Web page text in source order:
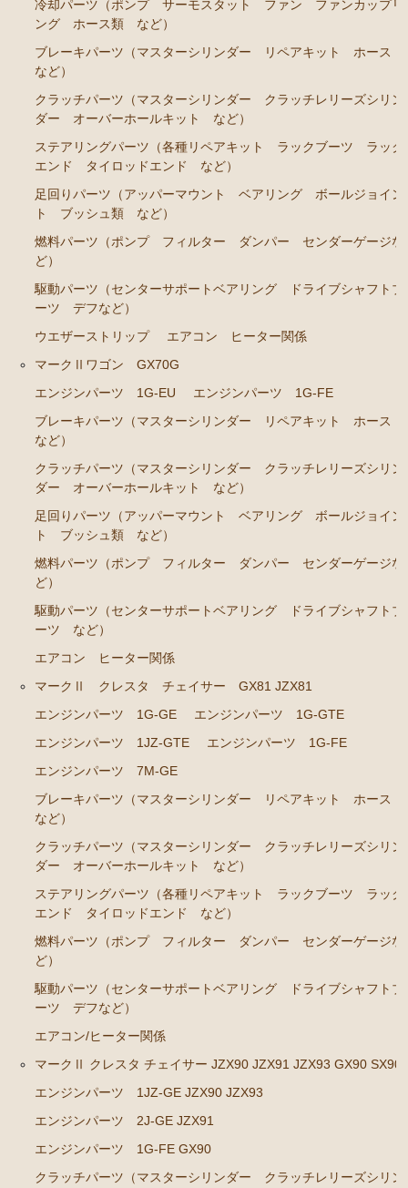
エンジンパーツ 7M-GE
ブレーキパーツ（マスターシリンダー リペアキッ
ト ホース など）
クラッチパーツ（マスターシリンダー クラッチレリ
ーズシリンダー オーバーホールキット など）
ステアリングパーツ（各種リペアキット ラックブー
燃料パーツ（ポンプ フィルター ダンパー センダ
ーゲージなど）
駆動パーツ（センターサポートベアリング ドライブ
シャフトブーツ デフなど）
エアコン/ヒーター関係
0 SX90
エンジンパーツ 2J-GE JZX91
エンジンパーツ 1G-FE GX90
クラッチパーツ（マスターシリンダー クラッチレリ
ーズシリンダー オーバーホールキット など）
マークⅡ クレスタ チェイサー JZX100 JZX101 JZX105
GX100 GX105
エンジンパーツ 2JZ-GE JZX101
エンジンパーツ 1G-FE GX100
ーズシリンダー オーバーホールキット など）
クラウン GS110 MS110 MS112
エンジンパーツ 5Ｍ-EU
エンジンパーツ M-TEU
エンジンパーツ M-EU
エンジンパーツ（マウント 他）
ブレーキパーツ（マスターシリンダー リペアキッ
ト ホース など）
クラッチパーツ（マスターシリンダー クラッチレリ
ーズシリンダー オーバーホールキット など）
アーム タイロッドエンド など）
足回りパーツ（ベアリング ボールジョイント アー
ムブッシュ類 など）
燃料パーツ（ポンプ フィルター ダンパー センダ
ーゲージなど）
冷却パーツ（ポンプ サーモスタット ファン ファンカップリ
ング ホース類 など）
ブレーキパーツ（マスターシリンダー リペアキット ホース
など）
クラッチパーツ（マスターシリンダー クラッチレリーズシリン
ダー オーバーホールキット など）
ステアリングパーツ（各種リペアキット ラックブーツ ラック
エンド タイロッドエンド など）
足回りパーツ（アッパーマウント ベアリング ボールジョイン
ト ブッシュ類 など）
燃料パーツ（ポンプ フィルター ダンパー センダーゲージな
ど）
駆動パーツ（センターサポートベアリング ドライブシャフトブ
ーツ デフなど）
ウエザーストリップ
エアコン ヒーター関係
マークⅡワゴン GX70G
エンジンパーツ 1G-EU
エンジンパーツ 1G-FE
ブレーキパーツ（マスターシリンダー リペアキット ホース
など）
クラッチパーツ（マスターシリンダー クラッチレリーズシリン
ダー オーバーホールキット など）
足回りパーツ（アッパーマウント ベアリング ボールジョイン
ト ブッシュ類 など）
燃料パーツ（ポンプ フィルター ダンパー センダーゲージな
ど）
駆動パーツ（センターサポートベアリング ドライブシャフトブ
ーツ など）
エアコン ヒーター関係
マークⅡ クレスタ チェイサー GX81 JZX81
エンジンパーツ 1G-GE
エンジンパーツ 1G-GTE
エンジンパーツ 1JZ-GTE
エンジンパーツ 1G-FE
エンジンパーツ 7M-GE
ブレーキパーツ（マスターシリンダー リペアキット ホース
など）
クラッチパーツ（マスターシリンダー クラッチレリーズシリン
ダー オーバーホールキット など）
ステアリングパーツ（各種リペアキット ラックブーツ ラック
エンド タイロッドエンド など）
燃料パーツ（ポンプ フィルター ダンパー センダーゲージな
ど）
駆動パーツ（センターサポートベアリング ドライブシャフトブ
ーツ デフなど）
エアコン/ヒーター関係
マークⅡ クレスタ チェイサー JZX90 JZX91 JZX93 GX90 SX90
エンジンパーツ 1JZ-GE JZX90 JZX93
エンジンパーツ 2J-GE JZX91
エンジンパーツ 1G-FE GX90
クラッチパーツ（マスターシリンダー クラッチレリーズシリン